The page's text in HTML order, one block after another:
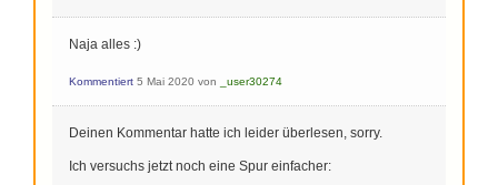
Naja alles :)
Kommentiert 5 Mai 2020 von _user30274
Deinen Kommentar hatte ich leider überlesen, sorry.
Ich versuchs jetzt noch eine Spur einfacher: